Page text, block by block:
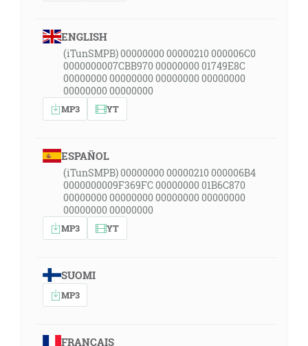
ENGLISH
(iTunSMPB) 00000000 00000210 000006C0
0000000007CBB970 00000000 01749E8C
00000000 00000000 00000000 00000000
00000000 00000000
MP3 YT
ESPAÑOL
(iTunSMPB) 00000000 00000210 000006B4
0000000009F369FC 00000000 01B6C870
00000000 00000000 00000000 00000000
00000000 00000000
MP3 YT
SUOMI
MP3
FRANÇAIS